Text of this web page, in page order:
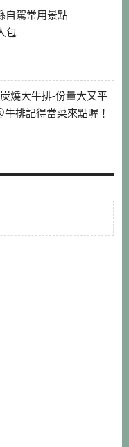
自駕常用景點
包
燒大牛排-份量大又平
排記得當菜來點喔！